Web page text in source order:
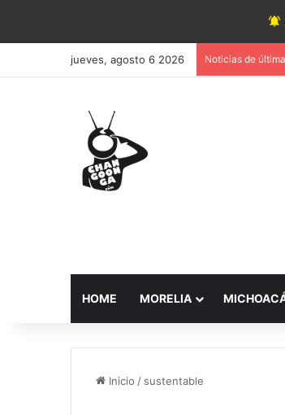
jueves, agosto 6 2026 Noticias de
HOME MORELIA
Inicio / sustentable